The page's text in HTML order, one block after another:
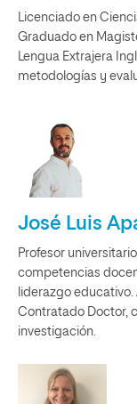
Licenciado en
Graduado en
Lengua Extrajera
metodologías y
José Luis
Profesor
competencias
liderazgo
Contratado Doctor,
investigación.